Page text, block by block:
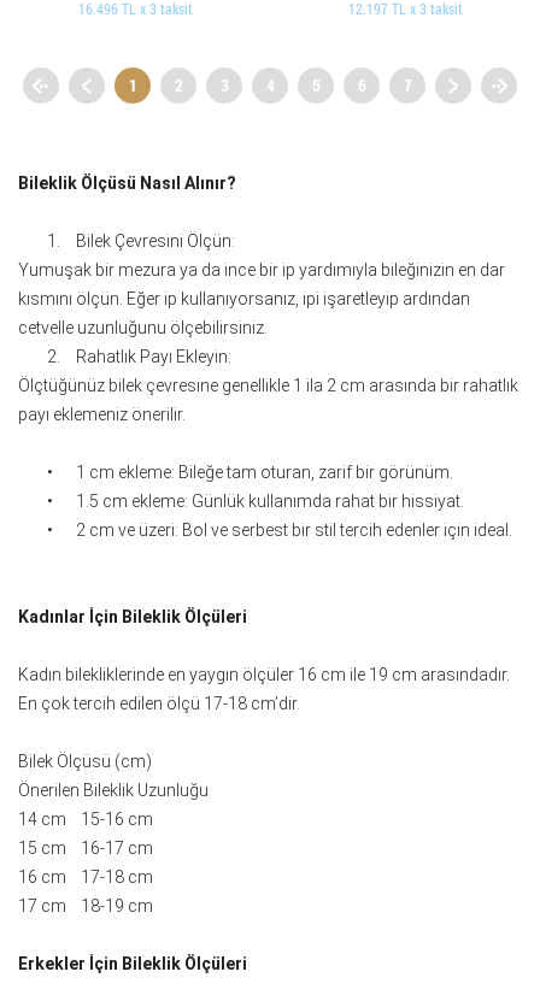
16.496 TL x 3 taksit 12.197 TL x 3 taksit
1 2 3 4 5 6 7
Bileklik Ölçüsü Nasıl Alınır?
1.
Bilek Çevresini Ölçün:
Yumuşak bir mezura ya da ince bir ip yardımıyla bileğinizin en dar
kısmını ölçün. Eğer ip kullanıyorsanız, ipi işaretleyip ardından
cetvelle uzunluğunu ölçebilirsiniz.
2.
Rahatlık Payı Ekleyin:
Ölçtüğünüz bilek çevresine genellikle 1 ila 2 cm arasında bir rahatlık
payı eklemeniz önerilir.
•
1 cm ekleme: Bileğe tam oturan, zarif bir görünüm.
•
1.5 cm ekleme: Günlük kullanımda rahat bir hissiyat.
•
2 cm ve üzeri: Bol ve serbest bir stil tercih edenler için ideal.
Kadınlar İçin Bileklik Ölçüleri
Kadın bilekliklerinde en yaygın ölçüler 16 cm ile 19 cm arasındadır.
En çok tercih edilen ölçü 17-18 cm’dir.
Bilek Ölçüsü (cm)
Önerilen Bileklik Uzunluğu
14 cm 15-16 cm
15 cm 16-17 cm
16 cm 17-18 cm
17 cm 18-19 cm
Erkekler İçin Bileklik Ölçüleri